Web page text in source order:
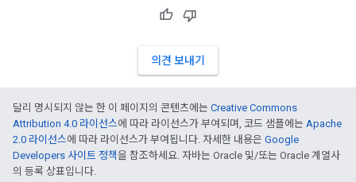
의견 보내기
달리 명시되지 않는 한 이 페이지의 콘텐츠에는 Creative Commons
Attribution 4.0 라이선스에 따라 라이선스가 부여되며, 코드 샘플에는 Apache
2.0 라이선스에 따라 라이선스가 부여됩니다. 자세한 내용은 Google
Developers 사이트 정책을 참조하세요. 자바는 Oracle 및/또는 Oracle 계열사
의 등록 상표입니다.